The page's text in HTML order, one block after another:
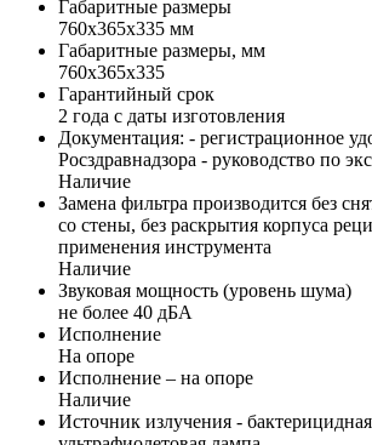
Габаритные размеры
760х365х335 мм
Габаритные размеры, мм
760х365х335
Гарантийный срок
2 года с даты изготовления
Документация: - регистрационное
Росздравнадзора - руководство по
Наличие
Замена фильтра производится без
со стены, без раскрытия корпуса
применения инструмента
Наличие
Звуковая мощность (уровень шума)
не более 40 дБА
Исполнение
На опоре
Исполнение – на опоре
Наличие
Источник излучения - бактерицидная